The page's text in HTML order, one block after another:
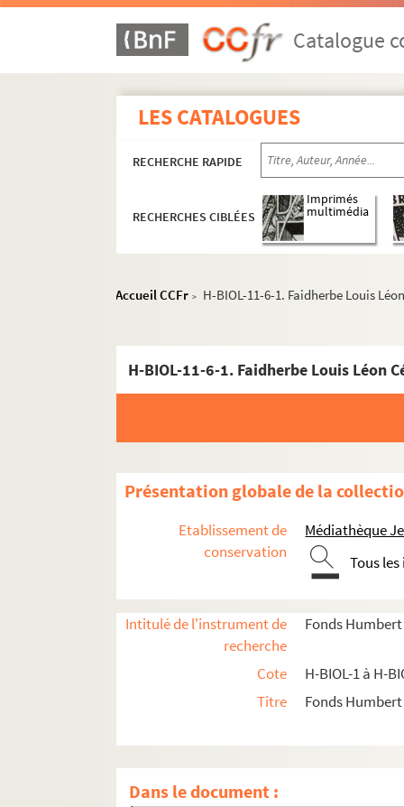
Catalogue
LES CATALOGUES
RECHERCHE RAPIDE
RECHERCHES CIBLÉES
Imprimés
multimédia
Accueil CCFr > H-BIOL-11-6-1. Faidherbe Louis
H-BIOL-11-6-1. Faidherbe Louis Léon
Présentation globale de la
Etablissement de
conservation
Médiathèque
Tous
Intitulé de l'instrument de
recherche
Fonds
Cote
H-BIOL-1 à H-
Titre
Fonds
Dans le document :
H-BIOL. Biographies de personnages lillois
H-BIOL-1. Acheray à Benvignat
H-BIOL-3. Boucq à Cardon
H-BIOL-4. Carlez à Colpaert
H-BIOL-5. Collin à Darcy
H-BIOL-6. D'Assignies à D'Hondt
H-BIOL-9. Deron à Desboeufs